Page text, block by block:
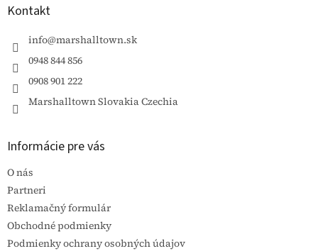
Kontakt
info@marshalltown.sk
0948 844 856
0908 901 222
Marshalltown Slovakia Czechia
Informácie pre vás
O nás
Partneri
Reklamačný formulár
Obchodné podmienky
Podmienky ochrany osobných údajov